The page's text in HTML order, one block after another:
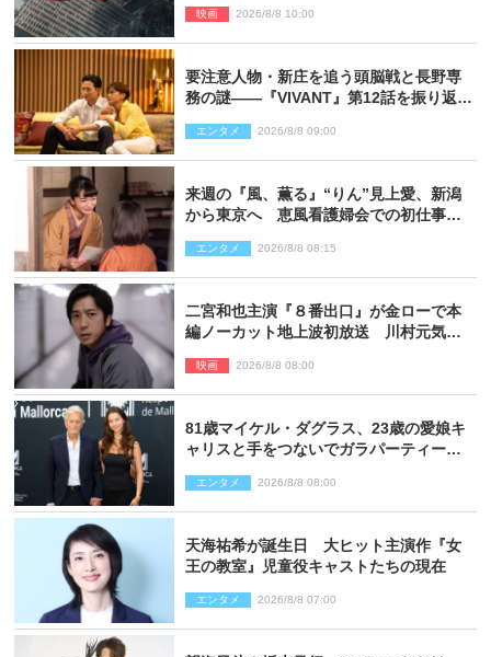
映画 2026/8/8 10:00
要注意人物・新庄を追う頭脳戦と長野専
務の謎――『VIVANT』第12話を振り返
エンタメ 2026/8/8 09:00
来週の『風、薫る』“りん”見上愛、新潟
から東京へ 恵風看護婦会での初仕事に
エンタメ 2026/8/8 08:15
二宮和也主演『８番出口』が金ローで本
編ノーカット地上波初放送 川村元気監
映画 2026/8/8 08:00
81歳マイケル・ダグラス、23歳の愛娘キ
ャリスと手をつないでガラパーティーに
エンタメ 2026/8/8 08:00
天海祐希が誕生日 大ヒット主演作『女
王の教室』児童役キャストたちの現在
エンタメ 2026/8/8 07:00